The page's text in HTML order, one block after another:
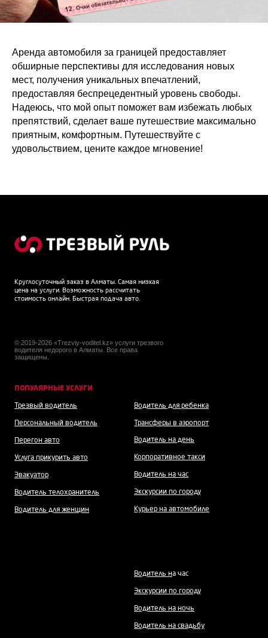
Аренда автомобиля за границей предоставляет
обширные перспективы для исследования новых
мест, получения уникальных впечатлений,
предоставляя беспрецедентный уровень свободы.
Надеюсь, что мой опыт поможет вам избежать любых
препятствий, сделает ваше путешествие максимально
приятным, комфортным. Путешествуйте с
удовольствием, цените каждое мгновение!
Круглосуточный заказ в Алматы. Самая низкая
цена на услуги. Возможность рассчитать
стоимость онлайн. Быстрая подача авто.
© 2019-2026 «Trezviy-voditel.kz» услуги трезвого
водителя недорого в Алматы. Все права
защищены.
ПОПУЛЯРНЫЕ УСЛУГИ
Трезвый водитель
Персональный водитель
Перегон авто
Услуга прикурить авто
Эвакуатор
Водитель телохранитель
Водитель для женщин
Водитель для ребенка
Трансферы в аэропорт
Водитель на день
Корпоративное такси
Водитель на час
Экскурсии по городу
Курьер на автомобиле
Водитель на час
Экскурсии по городу
Водитель на ночь
Водитель на свадьбу